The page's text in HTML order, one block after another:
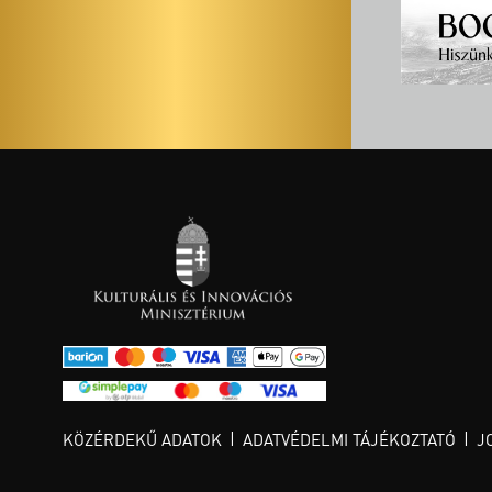
KÖZÉRDEKŰ ADATOK ADATVÉDELMI TÁJÉKOZTATÓ